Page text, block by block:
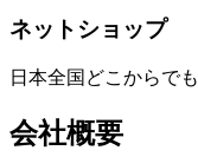
ネットショップ
日本全国どこからで
会社概要